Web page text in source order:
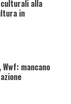
alla
in
mancano